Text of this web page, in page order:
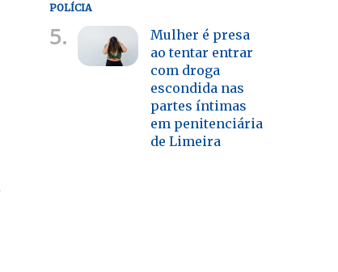
POLÍCIA
5.
Mulher é presa
ao tentar entrar
com droga
escondida nas
partes íntimas
em penitenciária
de Limeira